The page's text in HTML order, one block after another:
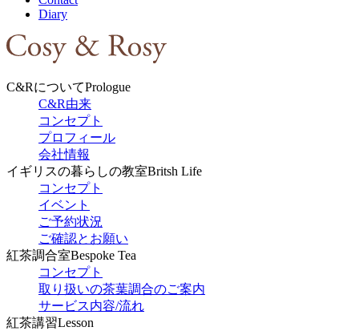
Diary
C&RについてPrologue
C&R由来
コンセプト
プロフィール
会社情報
イギリスの暮らしの教室Britsh Life
コンセプト
イベント
ご予約状況
ご確認とお願い
紅茶調合室Bespoke Tea
コンセプト
取り扱いの茶葉調合のご案内
サービス内容/流れ
紅茶講習Lesson